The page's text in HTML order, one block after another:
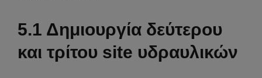
5.1 Δημιουργία δεύτερου
και τρίτου site υδραυλικών